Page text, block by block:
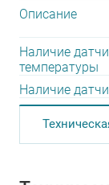
Описание
Наличие
температуры
Наличие